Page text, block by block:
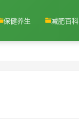
保健养生 减肥百科